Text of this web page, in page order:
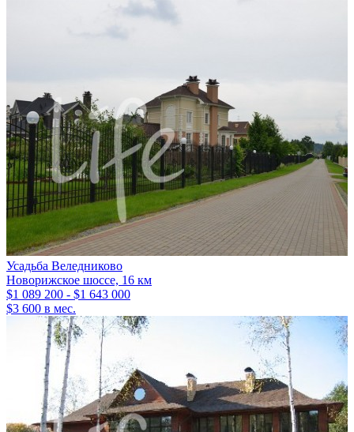
Усадьба Веледниково
Новорижское шоссе, 16 км
$1 089 200 - $1 643 000
$3 600 в мес.